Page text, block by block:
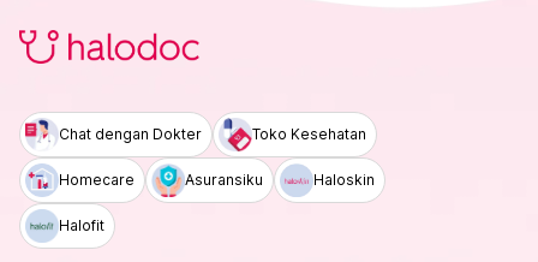
Chat dengan Dokter Toko Kesehatan
Homecare Asuransiku Haloskin
Halofit